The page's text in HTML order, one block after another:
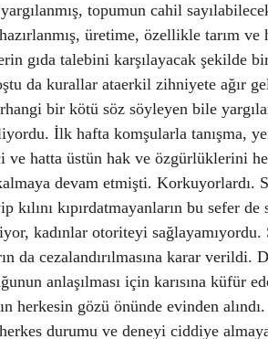
topumun cahil
üretime, özellikle tarım ve
gıda talebini karşılayacak şekilde
da kurallar ataerkil zihniyete ağır
bir kötü söz söyleyen bile
İlk hafta komşularla tanışma,
hatta üstün hak ve özgürlüklerini
devam etmişti. Korkuyorlardı.
kılını kıpırdatmayanların bu sefer
kadınlar otoriteyi
da cezalandırılmasına karar verildi.
anlaşılması için karısına küfür
herkesin gözü önünde evinden
durumu ve deneyi ciddiye